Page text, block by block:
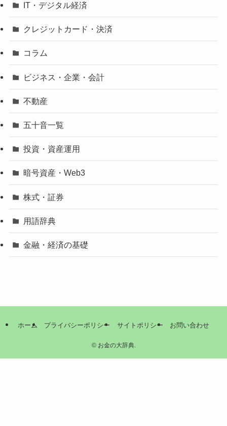
IT・デジタル経済
クレジットカード・決済
コラム
ビジネス・企業・会計
不動産
五十音一覧
投資・資産運用
暗号資産・Web3
株式・証券
用語辞典
金融・経済の基礎
ホーム プライバシーポリシー サイトポリシー お問い合わせ
©お金の大辞典.